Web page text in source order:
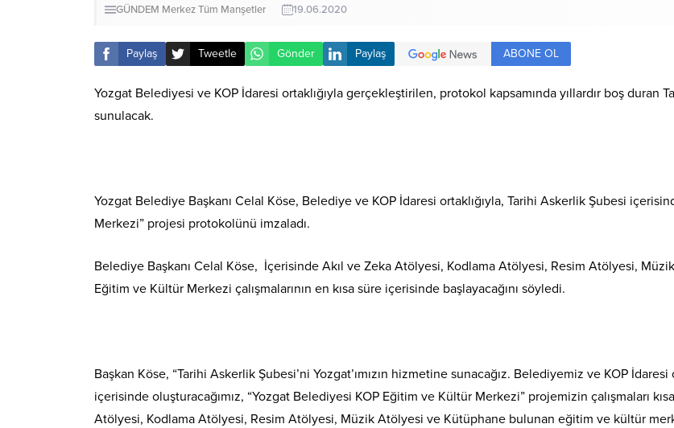
GÜNDEM MerkezTüm Manşetler 19.06.2020
Paylaş Tweetle Gönder Paylaş ABONE OL
Yozgat Belediyesi ve KOP İdaresi ortaklığıyla gerçekleştirilen, protokol kapsamında yıllardır boş
sunulacak.
Yozgat Belediye Başkanı Celal Köse, Belediye ve KOP İdaresi ortaklığıyla, Tarihi Askerlik Şubesi
Merkezi” projesi protokolünü imzaladı.
Belediye Başkanı Celal Köse, İçerisinde Akıl ve Zeka Atölyesi, Kodlama Atölyesi, Resim Atölyesi,
Eğitim ve Kültür Merkezi çalışmalarının en kısa süre içerisinde başlayacağını söyledi.
Başkan Köse, “Tarihi Askerlik Şubesi’ni Yozgat’ımızın hizmetine sunacağız. Belediyemiz ve KOP
içerisinde oluşturacağımız, “Yozgat Belediyesi KOP Eğitim ve Kültür Merkezi” projemizin çalışmaları
Atölyesi, Kodlama Atölyesi, Resim Atölyesi, Müzik Atölyesi ve Kütüphane bulunan eğitim ve kültür